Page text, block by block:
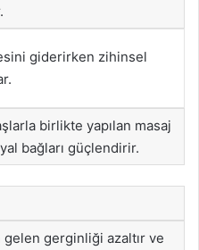
giderirken zihinsel
birlikte yapılan masaj
bağları güçlendirir.
gelen gerginliği azaltır ve